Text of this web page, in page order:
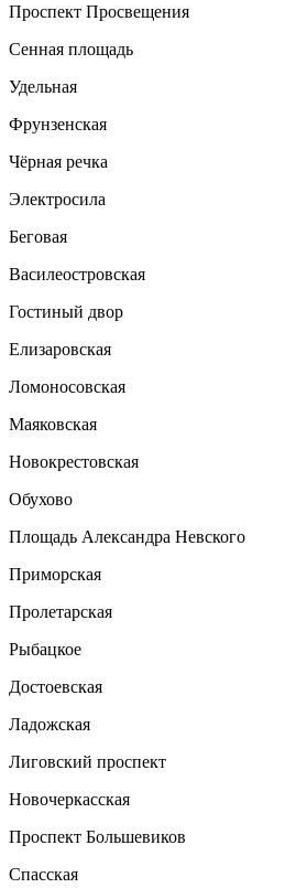
Проспект Просвещения
Сенная площадь
Удельная
Фрунзенская
Чёрная речка
Электросила
Беговая
Василеостровская
Гостиный двор
Елизаровская
Ломоносовская
Маяковская
Новокрестовская
Обухово
Площадь Александра Невского
Приморская
Пролетарская
Рыбацкое
Достоевская
Ладожская
Лиговский проспект
Новочеркасская
Проспект Большевиков
Спасская